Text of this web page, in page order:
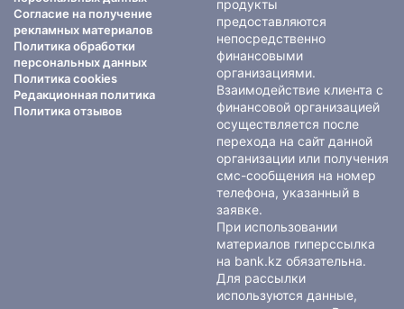
Согласие на получение
рекламных материалов
Политика обработки
персональных данных
Политика cookies
Редакционная политика
Политика отзывов
продукты
предоставляются
непосредственно
финансовыми
организациями.
Взаимодействие клиента с
финансовой организацией
осуществляется после
перехода на сайт данной
организации или получения
смс-сообщения на номер
телефона, указанный в
заявке.
При использовании
материалов гиперссылка
на bank.kz обязательна.
Для рассылки
используются данные,